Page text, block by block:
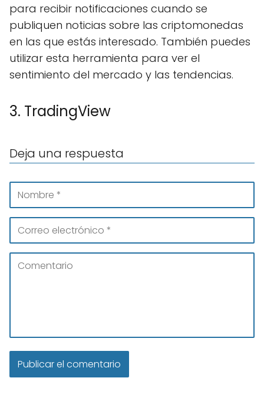
para recibir notificaciones cuando se
publiquen noticias sobre las criptomonedas
en las que estás interesado. También puedes
utilizar esta herramienta para ver el
sentimiento del mercado y las tendencias.
3. TradingView
Deja una respuesta